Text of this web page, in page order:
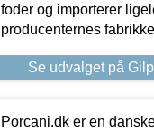
foder og importerer
producenternes
Se udvalget på
Porcani.dk er en